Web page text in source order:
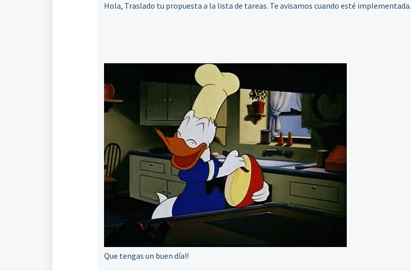
Hola, Traslado tu propuesta a la lista de tareas. Te avisamos cuando esté implementada.
Que tengas un buen día!!